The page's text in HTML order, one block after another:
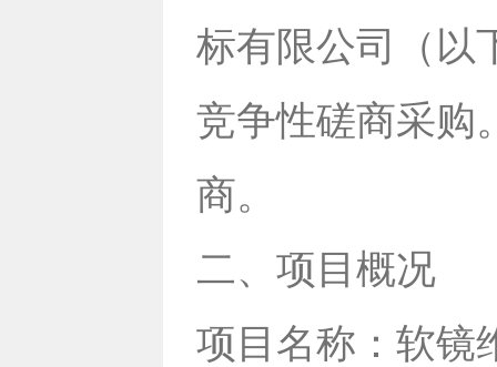
标有限公司（以
竞争性磋商采购
商。
二、项目概况
项目名称：软镜